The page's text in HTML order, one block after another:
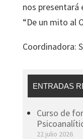
nos
“De un mito al
Coordinadora:
ENTRADAS
Curso de
22 julio 2026